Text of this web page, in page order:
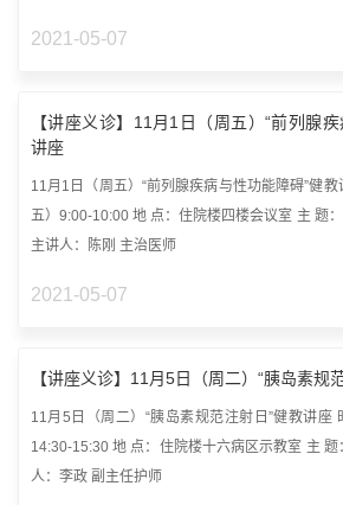
2021-05-07
【讲座义诊】11月1日（周五）“前列腺
讲座
11月1日（周五）“前列腺疾病与性功能障碍”健
五）9:00-10:00 地 点：住院楼四楼会议室 主 题
主讲人：陈刚 主治医师
2021-05-07
【讲座义诊】11月5日（周二）“胰岛素规
11月5日（周二）“胰岛素规范注射日”健教讲座
14:30-15:30 地 点：住院楼十六病区示教室 主
人：李政 副主任护师